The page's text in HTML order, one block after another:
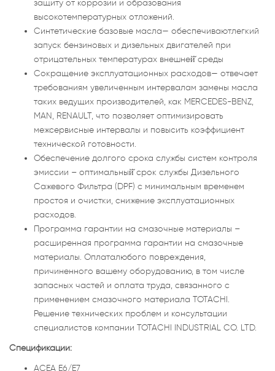
защиту от коррозии и образования
высокотемпературных отложений.
Синтетические базовые масла— обеспечиваютлегкий
запуск бензиновых и дизельных двигателей при
отрицательных температурах внешней̆ среды
Сокращение эксплуатационных расходов— отвечает
требованиям увеличенным интервалам замены масла
таких ведущих производителей, как MERCEDES-BENZ,
MAN, RENAULT, что позволяет оптимизировать
межсервисные интервалы и повысить коэффициент
технической готовности.
Обеспечение долгого срока службы систем контроля
эмиссии – оптимальный̆ срок службы Дизельного
Сажевого Фильтра (DPF) с минимальным временем
простоя и очистки, снижение эксплуатационных
расходов.
Программа гарантии на смазочные материалы –
расширенная программа гарантии на смазочные
материалы. Оплаталюбого повреждения,
причиненного вашему оборудованию, в том числе
запасных частей и оплата труда, связанного с
применением смазочного материала TOTACHI.
Решение технических проблем и консультации
специалистов компании TOTACHI INDUSTRIAL CO. LTD.
Спецификации:
ACEA E6/E7